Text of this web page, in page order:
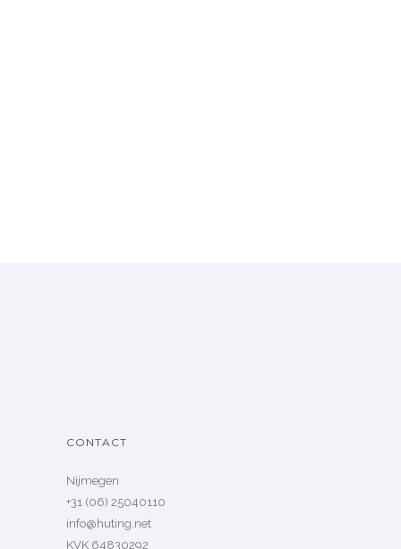
CONTACT
Nijmegen
+31 (06) 25040110
info@huting.net
KVK 64830292